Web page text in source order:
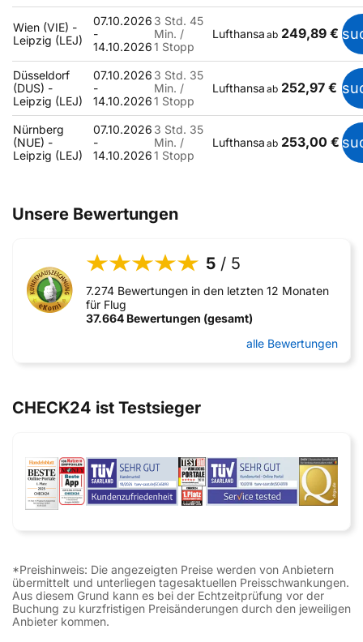
Wien (VIE) -
Leipzig (LEJ)
07.10.2026
-
14.10.2026
3 Std. 45
Min. /
1 Stopp
Lufthansa ab 249,89 €
Düsseldorf
(DUS) -
Leipzig (LEJ)
07.10.2026
-
14.10.2026
3 Std. 35
Min. /
1 Stopp
Lufthansa ab 252,97 €
Nürnberg
(NUE) -
Leipzig (LEJ)
07.10.2026
-
14.10.2026
3 Std. 35
Min. /
1 Stopp
Lufthansa ab 253,00 €
Unsere Bewertungen
5 / 5
7.274 Bewertungen in den letzten 12 Monaten
für Flug
37.664 Bewertungen (gesamt)
alle Bewertungen
CHECK24 ist Testsieger
*Preishinweis: Die angezeigten Preise werden von Anbietern
übermittelt und unterliegen tagesaktuellen Preisschwankungen.
Aus diesem Grund kann es bei der Echtzeitprüfung vor der
Buchung zu kurzfristigen Preisänderungen durch den jeweiligen
Anbieter kommen.